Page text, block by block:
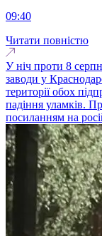
09:40
Читати повністю
У ніч проти 8
заводи у
території обох
падіння уламків.
посиланням на